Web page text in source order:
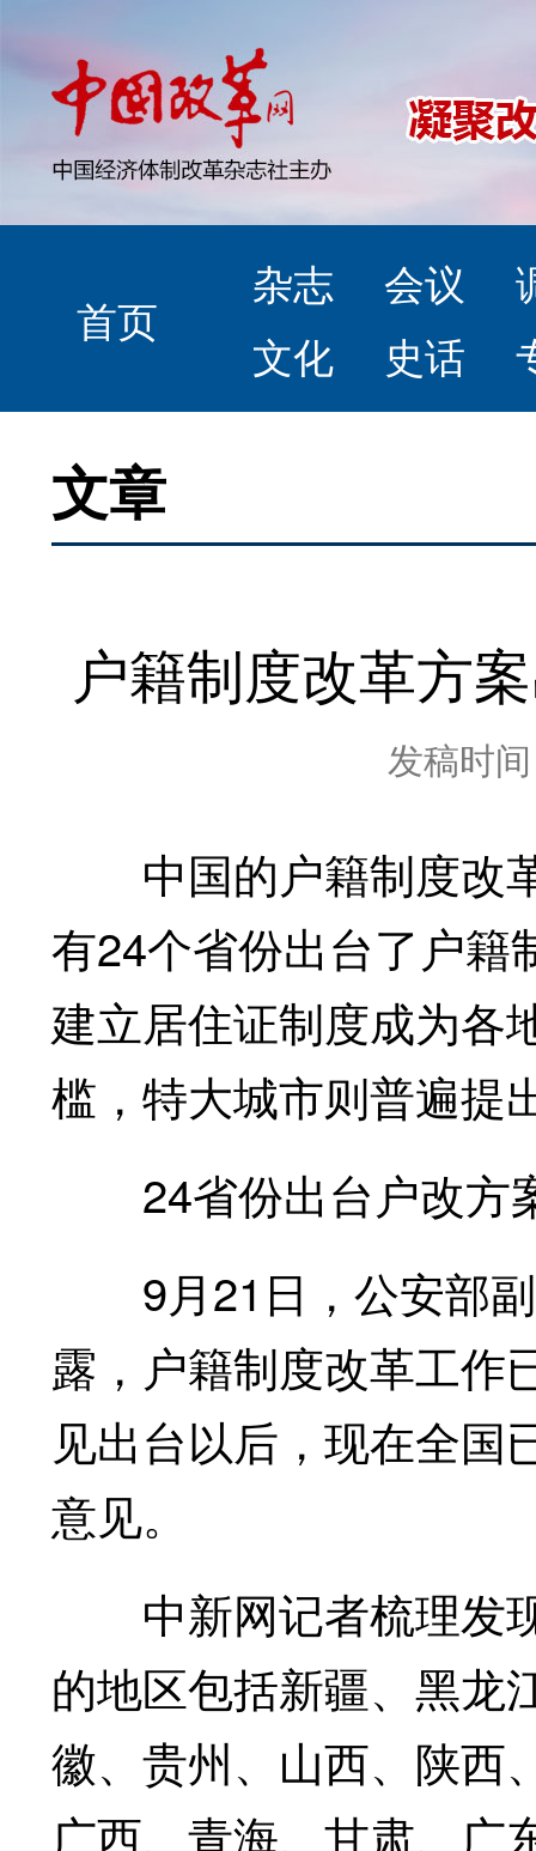
首页
杂志 会议
文化
史话
文章
户籍制度改革方
发稿时
中国的户籍制度改
有24个省份出台了户籍
建立居住证制度成为各
槛，特大城市则普遍提
24省份出台户改方
9月21日，公安部副
露，户籍制度改革工作
见出台以后，现在全国
意见。
中新网记者梳理发
的地区包括新疆、黑龙
徽、贵州、山西、陕西
广西、青海、甘肃、广